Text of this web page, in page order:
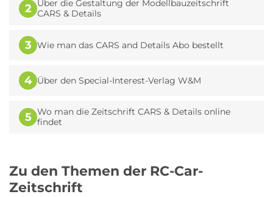
Zu den Themen der RC-Car-
Zeitschrift
2
Über die Gestaltung der Modellbauzeitschrift
CARS & Details
3 Wie man das CARS and Details Abo bestellt
4 Über den Special-Interest-Verlag W&M
5 Wo man die Zeitschrift CARS & Details online
findet